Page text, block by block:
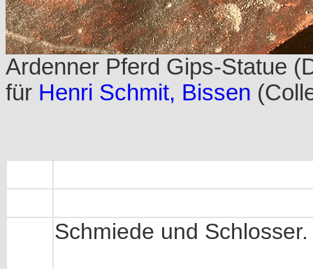
Ardenner Pferd Gips-Statue
für Henri Schmit, Bissen
Schmiede und Schlosser.